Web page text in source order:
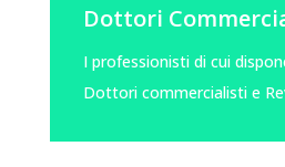
Dottori
I professionisti di cui
Dottori commercialisti e